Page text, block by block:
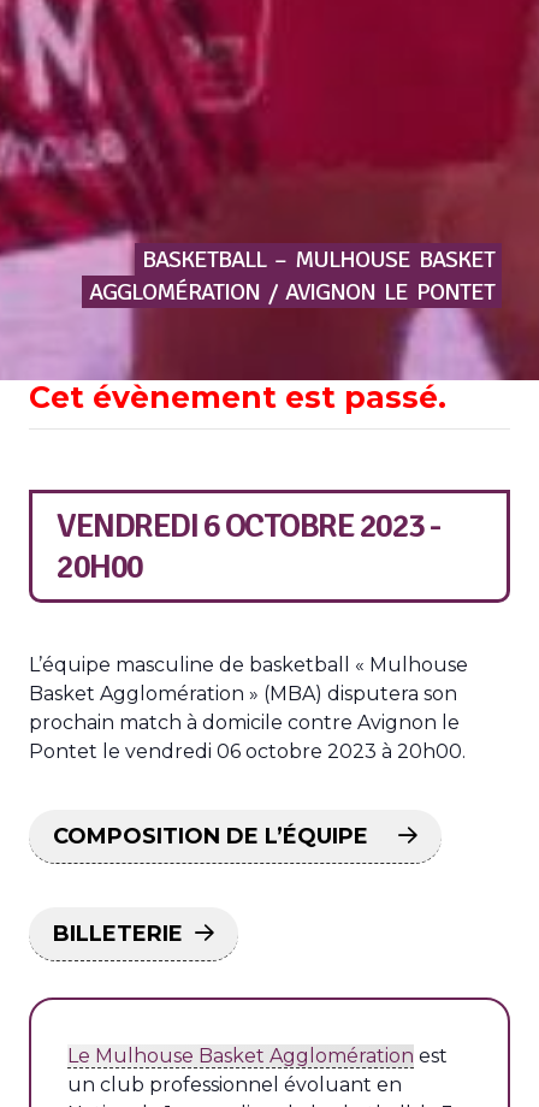
BASKETBALL – MULHOUSE BASKET
AGGLOMÉRATION / AVIGNON LE PONTET
Cet évènement est passé.
VENDREDI 6 OCTOBRE 2023 -
20H00
L’équipe masculine de basketball « Mulhouse
Basket Agglomération » (MBA) disputera son
prochain match à domicile contre Avignon le
Pontet le vendredi 06 octobre 2023 à 20h00.
COMPOSITION DE L’ÉQUIPE
BILLETERIE
Le Mulhouse Basket Agglomération est
un club professionnel évoluant en